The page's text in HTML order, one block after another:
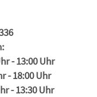
- 13:00 Uhr
Uhr
- 13:30 Uhr